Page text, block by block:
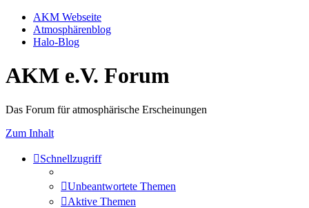
AKM Webseite
Atmosphärenblog
Halo-Blog
AKM e.V. Forum
Das Forum für atmosphärische Erscheinungen
Zum Inhalt
Schnellzugriff
Unbeantwortete Themen
Aktive Themen